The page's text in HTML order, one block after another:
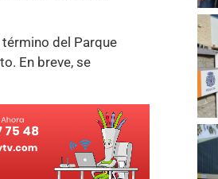
del Parque
En breve, se